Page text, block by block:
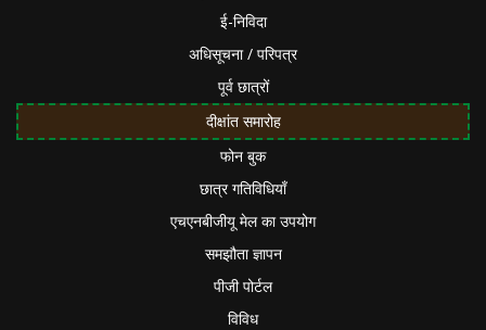
ई-निविदा
अधिसूचना / परिपत्र
पूर्व छात्रों
दीक्षांत समारोह
फोन बुक
छात्र गतिविधियाँ
एचएनबीजीयू मेल का उपयोग
समझौता ज्ञापन
पीजी पोर्टल
विविध